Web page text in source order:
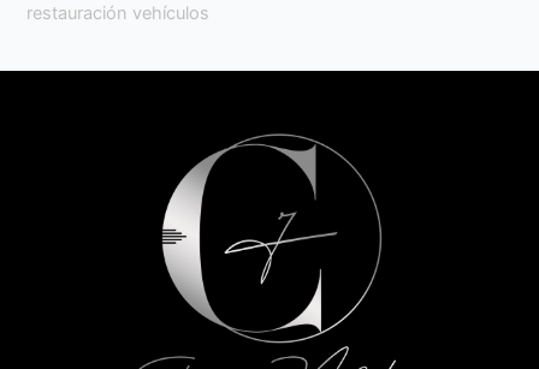
restauración vehículos